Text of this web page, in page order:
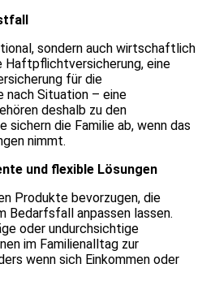
sondern auch wirtschaftlich
Haftpflichtversicherung, eine
für die
nach Situation – eine
deshalb zu den
sichern die Familie ab, wenn das
nimmt.
und flexible Lösungen
Produkte bevorzugen, die
Bedarfsfall anpassen lassen.
oder undurchsichtige
im Familienalltag zur
wenn sich Einkommen oder